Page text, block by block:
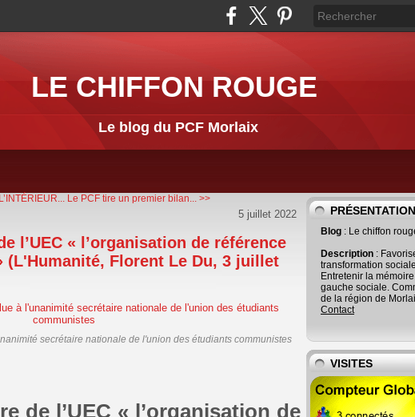
LE CHIFFON ROUGE
Le blog du PCF Morlaix
Le PCF tire un premier bilan... >>
5 juillet 2022
l’UEC « l’organisation de référence
(L'Humanité, Florent Le Du, 3 juillet
secrétaire nationale de l'union des étudiants communistes
de l’UEC « l’organisation de
PRÉSENTATION
Blog : Le chiffon
Description :
transformation
Entretenir la
gauche sociale.
de la région de
Contact
VISITES